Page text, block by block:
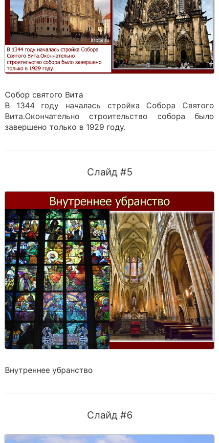
Собор святого Вита
В 1344 году началась стройка Собора Святого
Вита.Окончательно строительство собора было
завершено только в 1929 году.
Слайд #5
Внутреннее убранство
Слайд #6